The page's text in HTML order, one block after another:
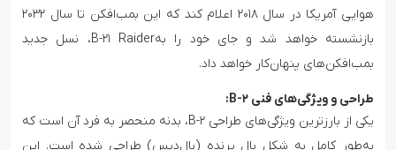
هوایی آمریکا در سال ۲۰۱۸ اعلام کند که این بمب‌افکن تا سال ۲۰۳۲
بازنشسته خواهد شد و جای خود را بهB-۲۱ Raider، نسل جدید
بمب‌افکن‌های پنهان‌کار خواهد داد.
طراحی و ویژگی‌های فنی B-۲:
یکی از بارزترین ویژگی‌های طراحی B-۲، بدنه منحصر به فرد آن است که
به‌طور کامل به شکل بال پرنده (بال‌دیس) طراحی شده است. این